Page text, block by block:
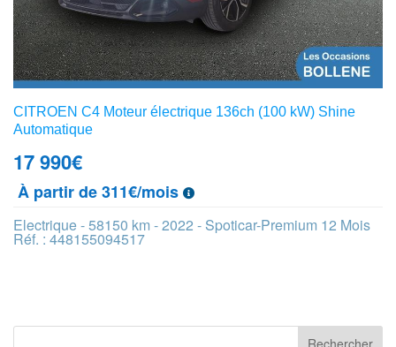
CITROEN C4 Moteur électrique 136ch (100 kW) Shine
Automatique
17 990€
À partir de 311€/mois
Electrique - 58150 km - 2022 - Spoticar-Premium 12 Mois
Réf. : 448155094517